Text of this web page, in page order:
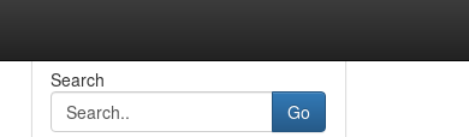
Search
Go